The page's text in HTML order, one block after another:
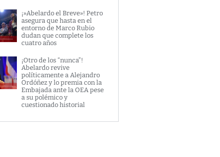
¡»Abelardo el Breve»! Petro
asegura que hasta en el
entorno de Marco Rubio
dudan que complete los
cuatro años
¡Otro de los “nunca”!
Abelardo revive
políticamente a Alejandro
Ordóñez y lo premia con la
Embajada ante la OEA pese
a su polémico y
cuestionado historial